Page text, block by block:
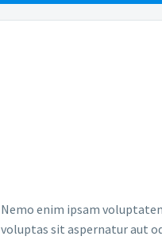
Nemo enim ipsam
voluptas sit aspernatur aut